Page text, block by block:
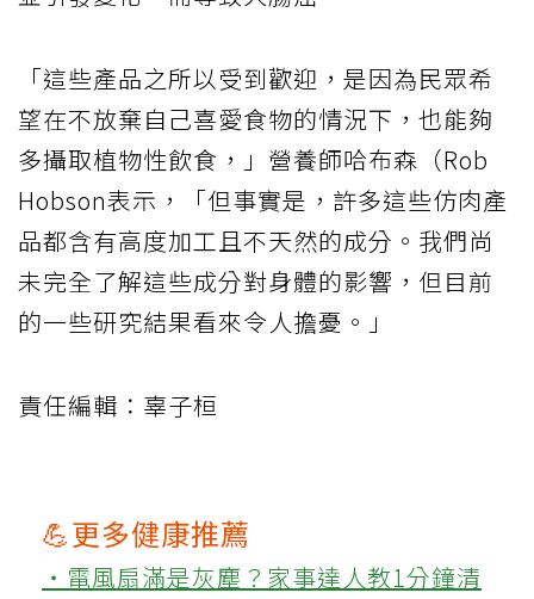
「這些產品之所以受到歡迎，是因為民眾希
望在不放棄自己喜愛食物的情況下，也能夠
多攝取植物性飲食，」營養師哈布森（Rob
Hobson表示，「但事實是，許多這些仿肉產
品都含有高度加工且不天然的成分。我們尚
未完全了解這些成分對身體的影響，但目前
的一些研究結果看來令人擔憂。」
責任編輯：辜子桓
💪更多健康推薦
‧電風扇滿是灰塵？家事達人教1分鐘清